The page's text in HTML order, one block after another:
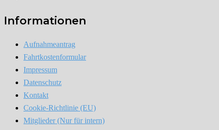
Informationen
Aufnahmeantrag
Fahrtkostenformular
Impressum
Datenschutz
Kontakt
Cookie-Richtlinie (EU)
Mitglieder (Nur für intern)